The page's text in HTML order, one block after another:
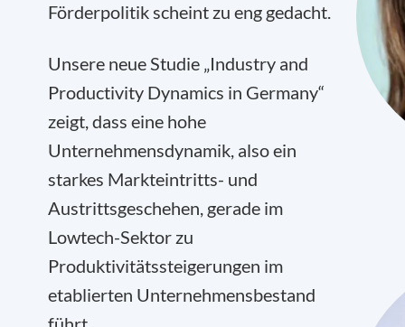
Förderpolitik scheint zu eng gedacht.
Unsere neue Studie „Industry and
Productivity Dynamics in Germany“
zeigt, dass eine hohe
Unternehmensdynamik, also ein
starkes Markteintritts- und
Austrittsgeschehen, gerade im
Lowtech-Sektor zu
Produktivitätssteigerungen im
etablierten Unternehmensbestand